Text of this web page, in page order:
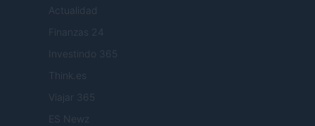
Actualidad
Finanzas 24
Investindo 365
Think.es
Viajar 365
ES Newz